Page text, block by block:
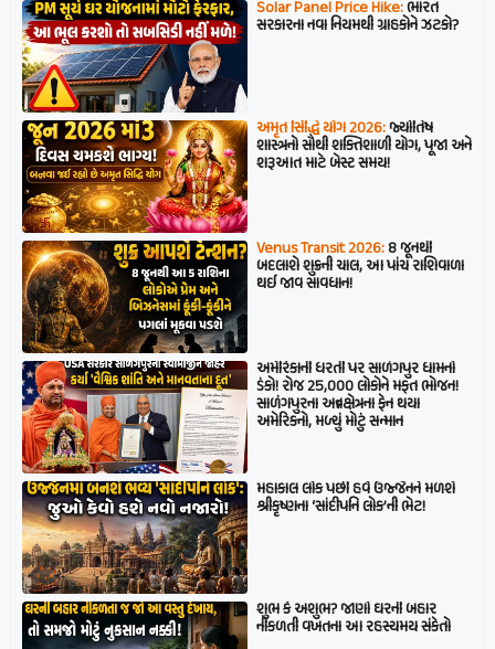
Solar Panel Price Hike:ભારત
સરકારના નવા નિયમથી ગ્રાહકોને ઝટકો?
અમૃત સિદ્ધિ યોગ 2026:જ્યોતિષ
શાસ્ત્રનો સૌથી શક્તિશાળી યોગ, પૂજા અને
શરૂઆત માટે બેસ્ટ સમય!
Venus Transit 2026:8 જૂનથી
બદલાશે શુક્રની ચાલ, આ પાંચ રાશિવાળા
થઈ જાવ સાવધાન!
અમેરિકાની ધરતી પર સાળંગપુર ધામનો
ડંકો! રોજ 25,000 લોકોને મફત ભોજન!
સાળંગપુરના અન્નક્ષેત્રના ફેન થયા
અમેરિકનો, મળ્યું મોટું સન્માન
મહાકાલ લોક પછી હવે ઉજ્જૈનને મળશે
શ્રીકૃષ્ણના ‘સાંદીપનિ લોક’ની ભેટ!
શુભ કે અશુભ? જાણો ઘરની બહાર
નીકળતી વખતના આ રહસ્યમય સંકેતો